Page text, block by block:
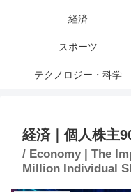
経済
スポーツ
テクノロジー・科学
経済｜個人株主
/ Economy | The
Million Individual